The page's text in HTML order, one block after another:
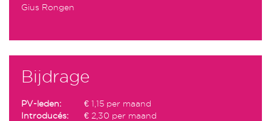
Gius Rongen
Bijdrage
PV-leden:
€ 1,15 per maand
Introducés:
€ 2,30 per maand